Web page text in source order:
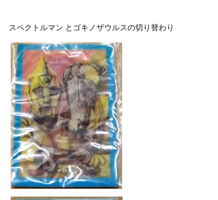
スペクトルマン とゴキノザウルスの切り替わり